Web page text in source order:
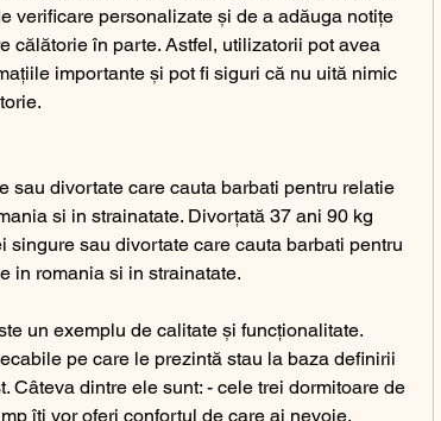
verificare personalizate și de a adăuga notițe
călătorie în parte. Astfel, utilizatorii pot avea
importante și pot fi siguri că nu uită nimic
si in strainatate. Divorțată 37 ani 90 kg
singure sau divortate care cauta barbati pentru
in romania si in strainatate.
pe care le prezintă stau la baza definirii
Câteva dintre ele sunt: - cele trei dormitoare de
îți vor oferi confortul de care ai nevoie.